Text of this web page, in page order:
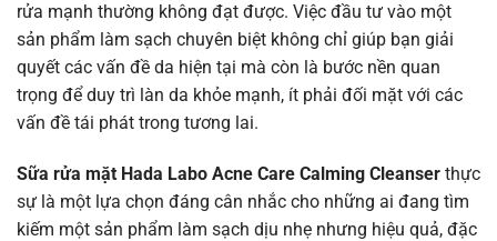
rửa mạnh thường không đạt được. Việc đầu tư vào một
sản phẩm làm sạch chuyên biệt không chỉ giúp bạn giải
quyết các vấn đề da hiện tại mà còn là bước nền quan
trọng để duy trì làn da khỏe mạnh, ít phải đối mặt với các
vấn đề tái phát trong tương lai.
Sữa rửa mặt Hada Labo Acne Care Calming Cleanser thực
sự là một lựa chọn đáng cân nhắc cho những ai đang tìm
kiếm một sản phẩm làm sạch dịu nhẹ nhưng hiệu quả, đặc